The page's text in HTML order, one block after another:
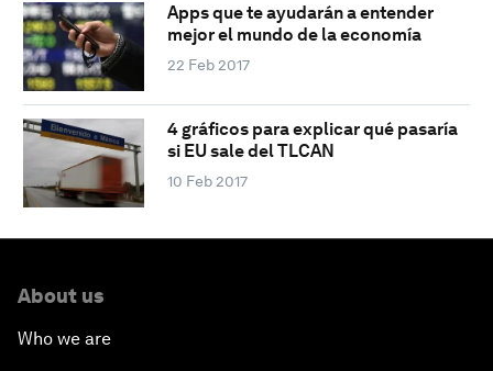
Apps que te ayudarán a entender
mejor el mundo de la economía
22 Feb 2017
4 gráficos para explicar qué pasaría
si EU sale del TLCAN
10 Feb 2017
About us
Who we are